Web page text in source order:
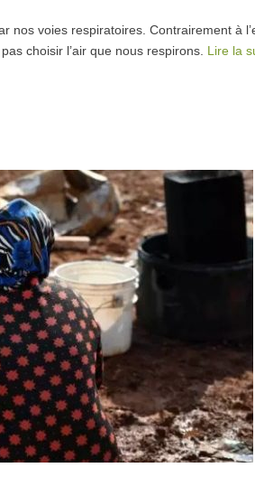
nos voies respiratoires. Contrairement à
choisir l’air que nous respirons. Lire la